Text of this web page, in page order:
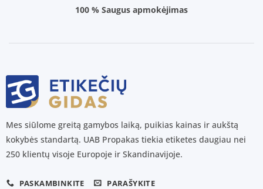
100 % Saugus apmokėjimas
Mes siūlome greitą gamybos laiką, puikias kainas ir aukštą
kokybės standartą. UAB Propakas tiekia etiketes daugiau nei
250 klientų visoje Europoje ir Skandinavijoje.
PASKAMBINKITE PARAŠYKITE